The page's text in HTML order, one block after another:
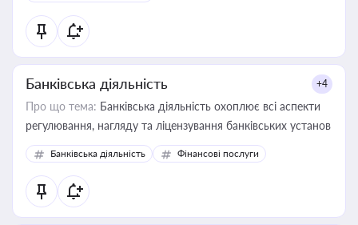
державного майна, корпоративних угод і перевірки
статусу суб'єктів оціночної діяльності
Банківська діяльність +4
Про що тема: Банківська діяльність охоплює всі аспекти
регулювання, нагляду та ліцензування банківських установ
Банківська діяльність Фінансові послуги